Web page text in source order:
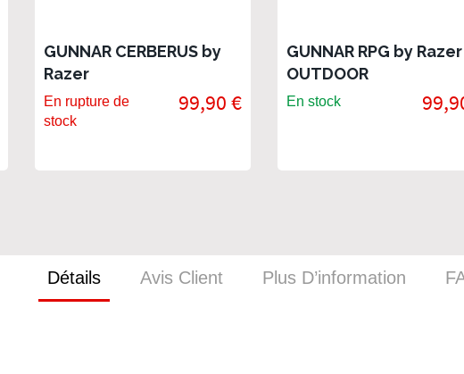
GUNNAR CERBERUS by
Razer
En rupture de
stock
99,90 €
GUNNAR RPG by
OUTDOOR
En stock
Détails Avis Client Plus D’information